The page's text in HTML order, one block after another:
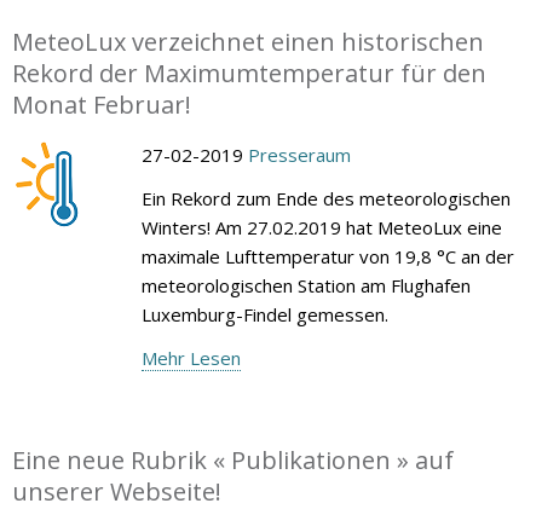
MeteoLux verzeichnet einen historischen
Rekord der Maximumtemperatur für den
Monat Februar!
27-02-2019 Presseraum
Ein Rekord zum Ende des meteorologischen
Winters! Am 27.02.2019 hat MeteoLux eine
maximale Lufttemperatur von 19,8 °C an der
meteorologischen Station am Flughafen
Luxemburg-Findel gemessen.
Mehr Lesen
Eine neue Rubrik « Publikationen » auf
unserer Webseite!